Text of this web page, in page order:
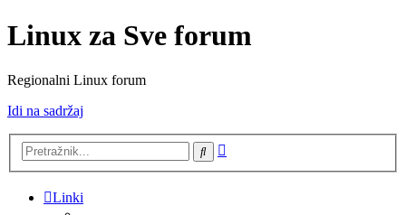
Linux za Sve forum
Regionalni Linux forum
Idi na sadržaj
Pretražnik
Linki